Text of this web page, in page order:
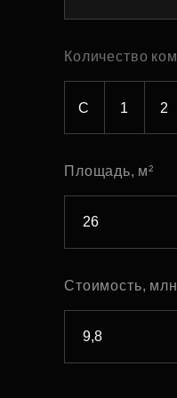
Количество
С 1 2
Площадь, м²
Стоимость,